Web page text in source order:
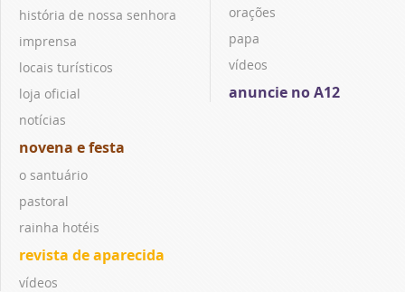
história de nossa senhora
imprensa
locais turísticos
loja oficial
notícias
novena e festa
o santuário
pastoral
rainha hotéis
revista de aparecida
vídeos
orações
papa
vídeos
anuncie no A12